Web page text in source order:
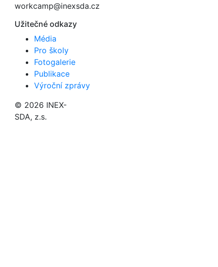
workcamp@inexsda.cz
Užitečné odkazy
Média
Pro školy
Fotogalerie
Publikace
Výroční zprávy
© 2026 INEX-
SDA, z.s.